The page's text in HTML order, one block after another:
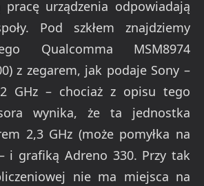
urządzenia odpowiadają
Pod szkłem znajdziemy
Qualcomma MSM8974
z zegarem, jak podaje Sony –
GHz – chociaż z opisu tego
wynika, że ta jednostka
2,3 GHz (może pomyłka na
i grafiką Adreno 330. Przy tak
nie ma miejsca na